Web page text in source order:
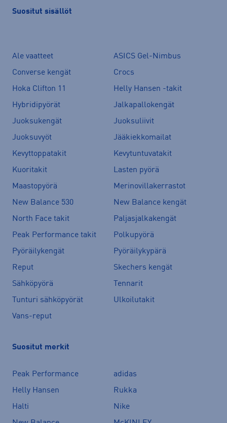
Suositut sisällöt
Ale vaatteet
ASICS Gel-Nimbus
Converse kengät
Crocs
Hoka Clifton 11
Helly Hansen -takit
Hybridipyörät
Jalkapallokengät
Juoksukengät
Juoksuliivit
Juoksuvyöt
Jääkiekkomailat
Kevyttoppatakit
Kevytuntuvatakit
Kuoritakit
Lasten pyörä
Maastopyörä
Merinovillakerrastot
New Balance 530
New Balance kengät
North Face takit
Paljasjalkakengät
Peak Performance takit
Polkupyörä
Pyöräilykengät
Pyöräilykypärä
Reput
Skechers kengät
Sähköpyörä
Tennarit
Tunturi sähköpyörät
Ulkoilutakit
Vans-reput
Suositut merkit
Peak Performance
adidas
Helly Hansen
Rukka
Halti
Nike